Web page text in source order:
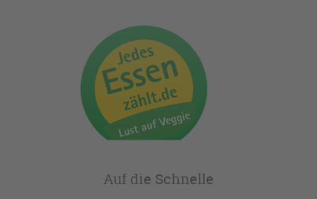
Auf die Schnelle